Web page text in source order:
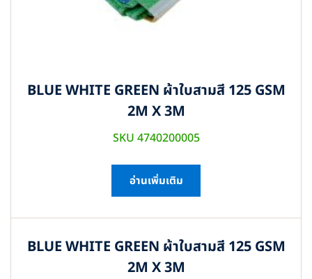
BLUE WHITE GREEN ผ้าใบสามสี 125 GSM
2M X 3M
SKU 4740200005
อ่านเพิ่มเติม
BLUE WHITE GREEN ผ้าใบสามสี 125 GSM
2M X 3M